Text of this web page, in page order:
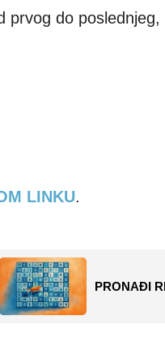
prvog do
LINKU.
PRONAĐI